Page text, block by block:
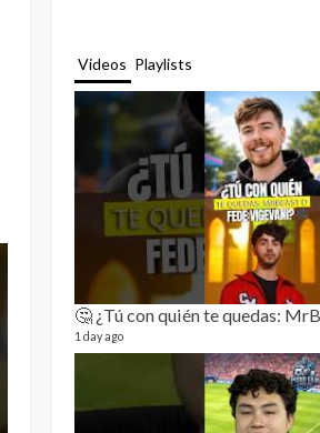
Videos Playlists
1 day ago